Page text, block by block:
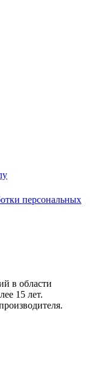
персональных
в области
15 лет.